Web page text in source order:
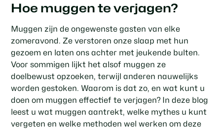
Hoe muggen te verjagen?
Muggen zijn de ongewenste gasten van elke
zomeravond. Ze verstoren onze slaap met hun
gezoem en laten ons achter met jeukende bulten.
Voor sommigen lijkt het alsof muggen ze
doelbewust opzoeken, terwijl anderen nauwelijks
worden gestoken. Waarom is dat zo, en wat kunt u
doen om muggen effectief te verjagen? In deze blog
leest u wat muggen aantrekt, welke mythes u kunt
vergeten en welke methoden wel werken om deze